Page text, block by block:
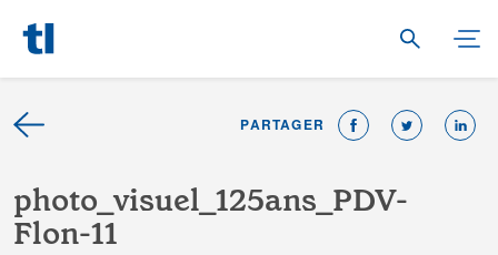
PARTAGER
photo visuel 125ans PDV-
Flon-11